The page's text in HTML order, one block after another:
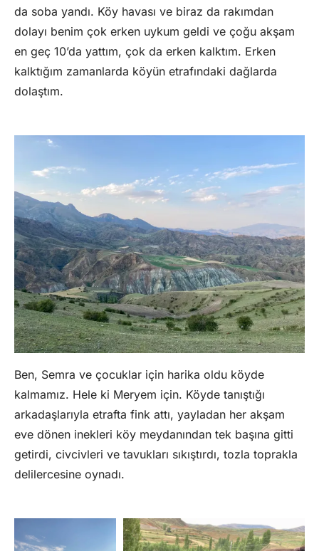
da soba yandı. Köy havası ve biraz da rakımdan
dolayı benim çok erken uykum geldi ve çoğu akşam
en geç 10’da yattım, çok da erken kalktım. Erken
kalktığım zamanlarda köyün etrafındaki dağlarda
dolaştım.
Ben, Semra ve çocuklar için harika oldu köyde
kalmamız. Hele ki Meryem için. Köyde tanıştığı
arkadaşlarıyla etrafta fink attı, yayladan her akşam
eve dönen inekleri köy meydanından tek başına gitti
getirdi, civcivleri ve tavukları sıkıştırdı, tozla toprakla
delilercesine oynadı.